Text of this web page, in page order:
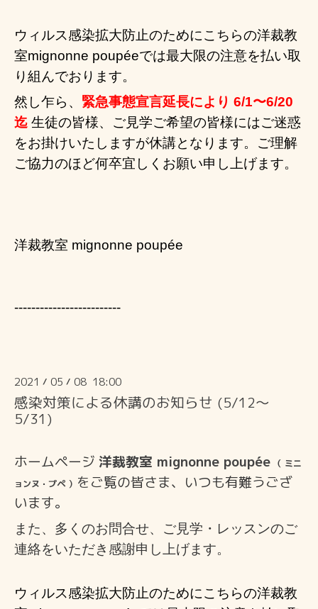
ウィルス感染拡大防止のためにこちらの洋裁教
室mignonne poupéeでは最大限の注意を払い取
り組んでおります。
然し乍ら、 緊急事態宣言延長により 6/1〜6/20
迄 生徒の皆様、 ご見学ご希望の皆様にはご迷惑
をお掛けいたしますが休講となります。 ご理解
ご協力のほど何卒宜しくお願い申し上げます。
洋裁教室 mignonne poupée
-------------------------
2021 / 05 / 08 18:00
感染対策による休講のお知らせ (5/12〜
5/31)
ホームページ 洋裁教室 mignonne poupée （ ミニ
ョンヌ・プペ ） をご覧の皆さま、いつも有難うござ
います。
また、多くのお問合せ、ご見学・レッスンのご
連絡をいただき感謝申し上げます。
ウィルス感染拡大防止のためにこちらの洋裁教